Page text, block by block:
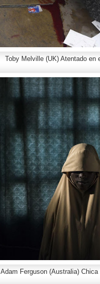
Toby Melville (UK) Atentado en
Adam Ferguson (Australia)